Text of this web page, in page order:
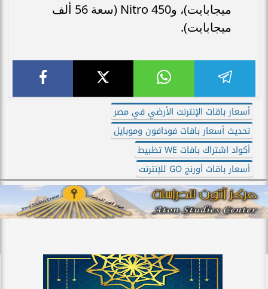
ميجابايت)، وNitro 450 (سعة 56 ألف
ميجابايت).
أسعار باقات الإنترنت الأرضي في مصر
تحديث أسعار باقات فودافون وموبايل
أكواد اشتراك باقات WE تظبيط
أسعار باقات أورنج GO للإنترنت